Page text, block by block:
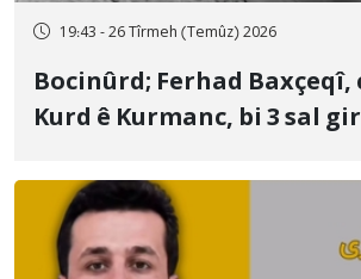
19:43 - 26 Tîrmeh (Temûz) 2026
Bocinûrd; Ferhad
Kurd ê Kurmanc, bi 3 sal